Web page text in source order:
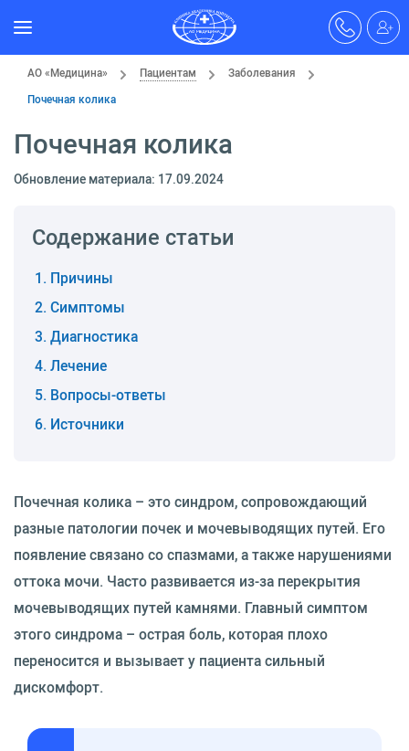
АО «Медицина» Пациентам
Заболевания
Почечная колика
Почечная колика
Обновление материала: 17.09.2024
Содержание статьи
Причины
Симптомы
Диагностика
Лечение
Вопросы-ответы
Источники
Почечная колика – это синдром, сопровождающий
разные патологии почек и мочевыводящих путей. Его
появление связано со спазмами, а также нарушениями
оттока мочи. Часто развивается из-за перекрытия
мочевыводящих путей камнями. Главный симптом
этого синдрома – острая боль, которая плохо
переносится и вызывает у пациента сильный
дискомфорт.